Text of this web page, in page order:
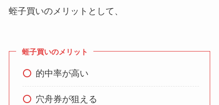
蛭子買いのメリットとして、
蛭子買いのメリット
的中率が高い
穴舟券が狙える